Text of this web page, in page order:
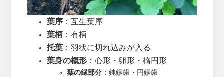
葉序：互生葉序
葉柄 ：有柄
托葉：羽状に切れ込みが入る
葉身の概形：心形・卵形・楕円形
葉の縁部分：鈍鋸歯・円鋸歯